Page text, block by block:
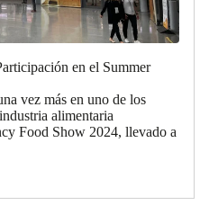
en el Summer
vez más en uno de los
alimentaria
Food Show 2024, llevado a